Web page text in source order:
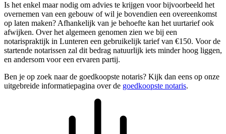
Is het enkel maar nodig om advies te krijgen voor bijvoorbeeld het
overnemen van een gebouw of wil je bovendien een overeenkomst
op laten maken? Afhankelijk van je behoefte kan het uurtarief ook
afwijken. Over het algemeen genomen zien we bij een
notarispraktijk in Lunteren een gebruikelijk tarief van €150. Voor de
startende notarissen zal dit bedrag natuurlijk iets minder hoog liggen,
en andersom voor een ervaren partij.
Ben je op zoek naar de goedkoopste notaris? Kijk dan eens op onze
uitgebreide informatiepagina over de goedkoopste notaris.